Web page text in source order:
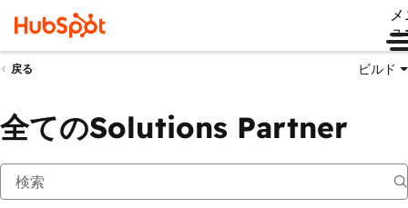
ュ
戻る ビルド
全てのSolutions Partner